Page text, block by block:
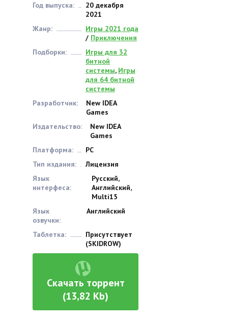
Год выпуска:
20 декабря
2021
Жанр:
Игры 2021 года
/ Приключения
Подборки:
Игры для 32
битной
системы, Игры
для 64 битной
системы
Разработчик:
New IDEA
Games
Издательство:
New IDEA
Games
Платформа:
PC
Тип издания:
Лицензия
Язык
интерфеса:
Русский,
Английский,
Multi15
Язык
озвучки:
Английский
Таблетка:
Присутствует
(SKIDROW)
Скачать торрент
(13,82 Kb)